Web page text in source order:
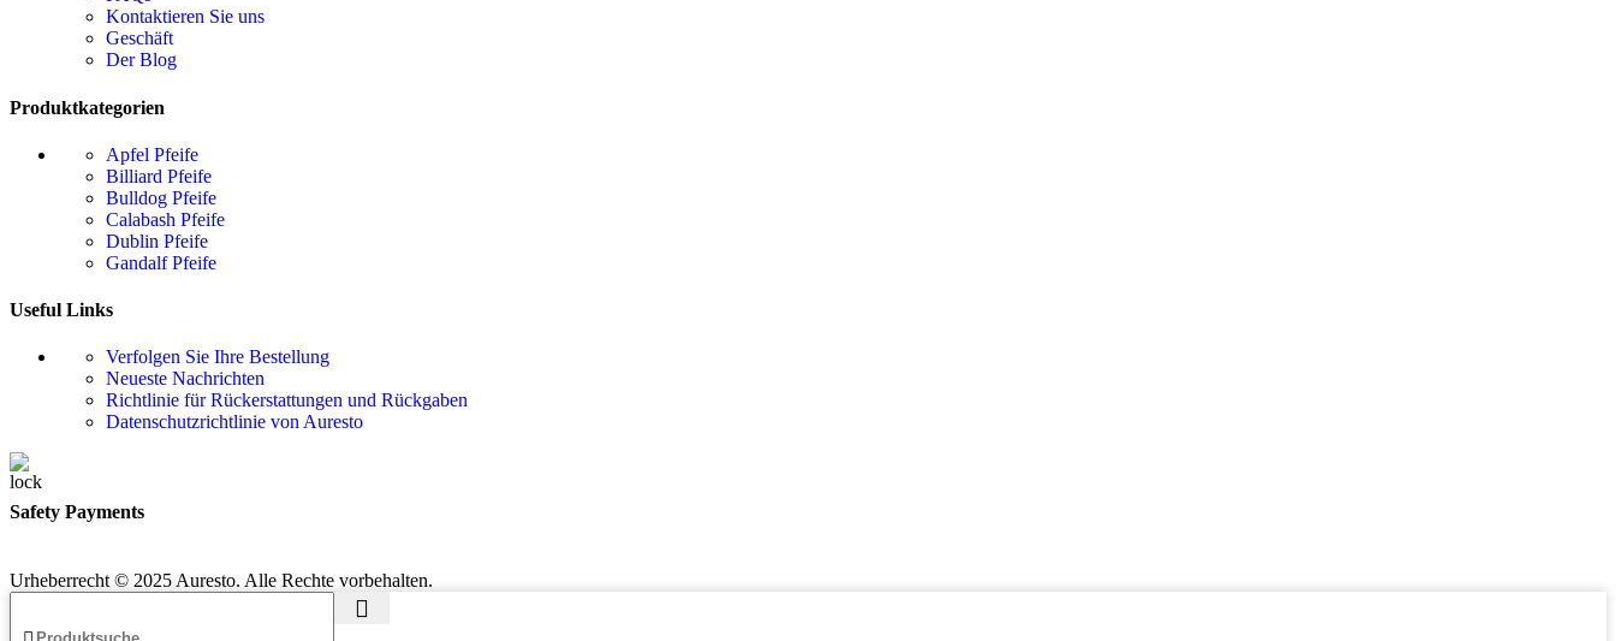
Kontaktieren Sie uns
Geschäft
Der Blog
Produktkategorien
Apfel Pfeife
Billiard Pfeife
Bulldog Pfeife
Calabash Pfeife
Dublin Pfeife
Gandalf Pfeife
Useful Links
Verfolgen Sie Ihre Bestellung
Neueste Nachrichten
Richtlinie für Rückerstattungen und Rückgaben
Datenschutzrichtlinie von Auresto
Safety Payments
Urheberrecht © 2025 Auresto. Alle Rechte vorbehalten.